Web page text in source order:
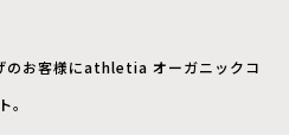
お客様にathletia オーガニックコ
。